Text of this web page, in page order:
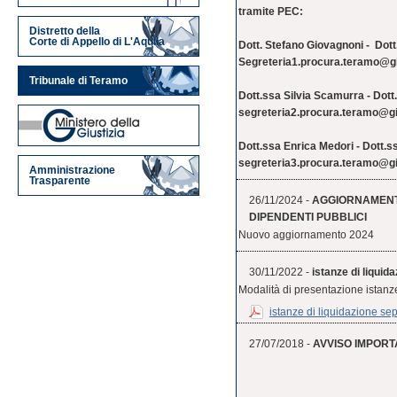
tramite PEC:
Dott. Stefano Giovagnoni -
S
Dott.ssa Silvia Scamurra -
Dott.ssa Enrica Medori -
26/11/2024 -
DIPENDENTI PUBBLICI
Nuovo aggiornamento 2024
30/11/2022 - istanze di
Modalità di presentazione
istanze di liquidazione
27/07/2018 - AVVISO
Distretto della
Corte di Appello di L'Aquila
Tribunale di Teramo
Amministrazione
Trasparente